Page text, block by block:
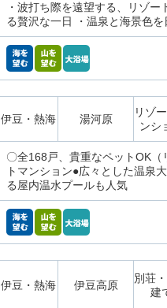
・波打ち際を遠望する、リゾ
る贅沢な一日 ・温泉と海景色を
伊豆・熱海 湯河原
リゾ
ンシ
〇全168戸、貴重なペットOK
トマンション●広々とした温泉
る屋内温水プールも人気
伊豆・熱海 伊豆高原
別荘
建